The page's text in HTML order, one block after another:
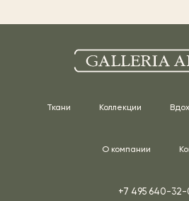
Ткани Коллекции
О компании
+7 495 640-